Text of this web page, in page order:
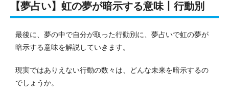
【夢占い】虹の夢が暗示する意味丨行動別
最後に、夢の中で自分が取った行動別に、夢占いで虹の夢が
暗示する意味を解説していきます。
現実ではありえない行動の数々は、どんな未来を暗示するの
でしょうか。